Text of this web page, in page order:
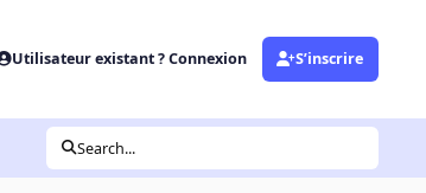
Utilisateur existant ? Connexion S’inscrire
Search...